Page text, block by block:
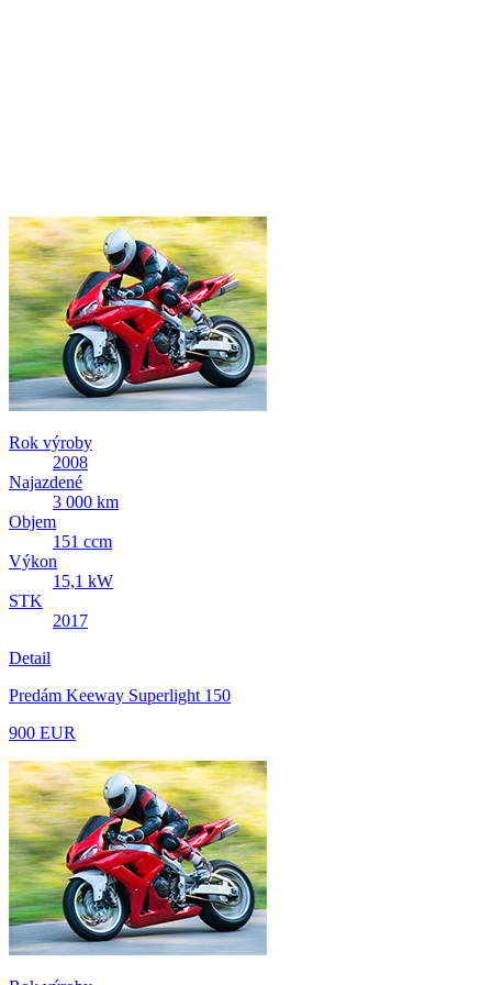
Rok výroby
2008
Najazdené
3 000 km
Objem
151 ccm
Výkon
15,1 kW
STK
2017
Detail
Predám Keeway Superlight 150
900 EUR